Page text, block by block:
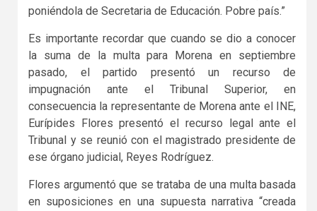
poniéndola de Secretaria de Educación. Pobre país.”
Es importante recordar que cuando se dio a conocer
la suma de la multa para Morena en septiembre
pasado, el partido presentó un recurso de
impugnación ante el Tribunal Superior, en
consecuencia la representante de Morena ante el INE,
Eurípides Flores presentó el recurso legal ante el
Tribunal y se reunió con el magistrado presidente de
ese órgano judicial, Reyes Rodríguez.
Flores argumentó que se trataba de una multa basada
en suposiciones en una supuesta narrativa “creada